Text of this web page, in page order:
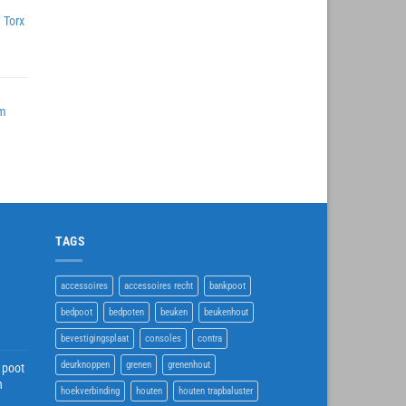
poot
TAGS
accessoires accessoires recht bankpoot
bedpoot bedpoten beuken beukenhout
bevestigingsplaat consoles contra
deurknoppen grenen grenenhout
hoekverbinding houten houten trapbaluster